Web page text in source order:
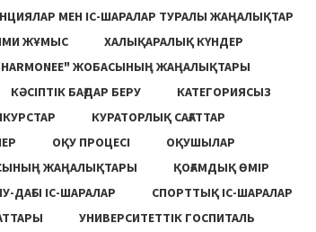
МЕН ІС-ШАРАЛАР ТУРАЛЫ ЖАҢАЛЫҚТАР
ЖҰМЫС
ХАЛЫҚАРАЛЫҚ КҮНДЕР
ЖОБАСЫНЫҢ ЖАҢАЛЫҚТАРЫ
КӘСІПТІК БАҒДАР БЕРУ
КАТЕГОРИЯСЫЗ
КУРАТОРЛЫҚ САҒАТТАР
ОҚУ ПРОЦЕСІ
ОҚУШЫЛАР
ЖАҢАЛЫҚТАРЫ
ҚОҒАМДЫҚ ӨМІР
ДАҒЫ ІС-ШАРАЛАР
СПОРТТЫҚ ІС-ШАРАЛАР
УНИВЕРСИТЕТТІК ГОСПИТАЛЬ